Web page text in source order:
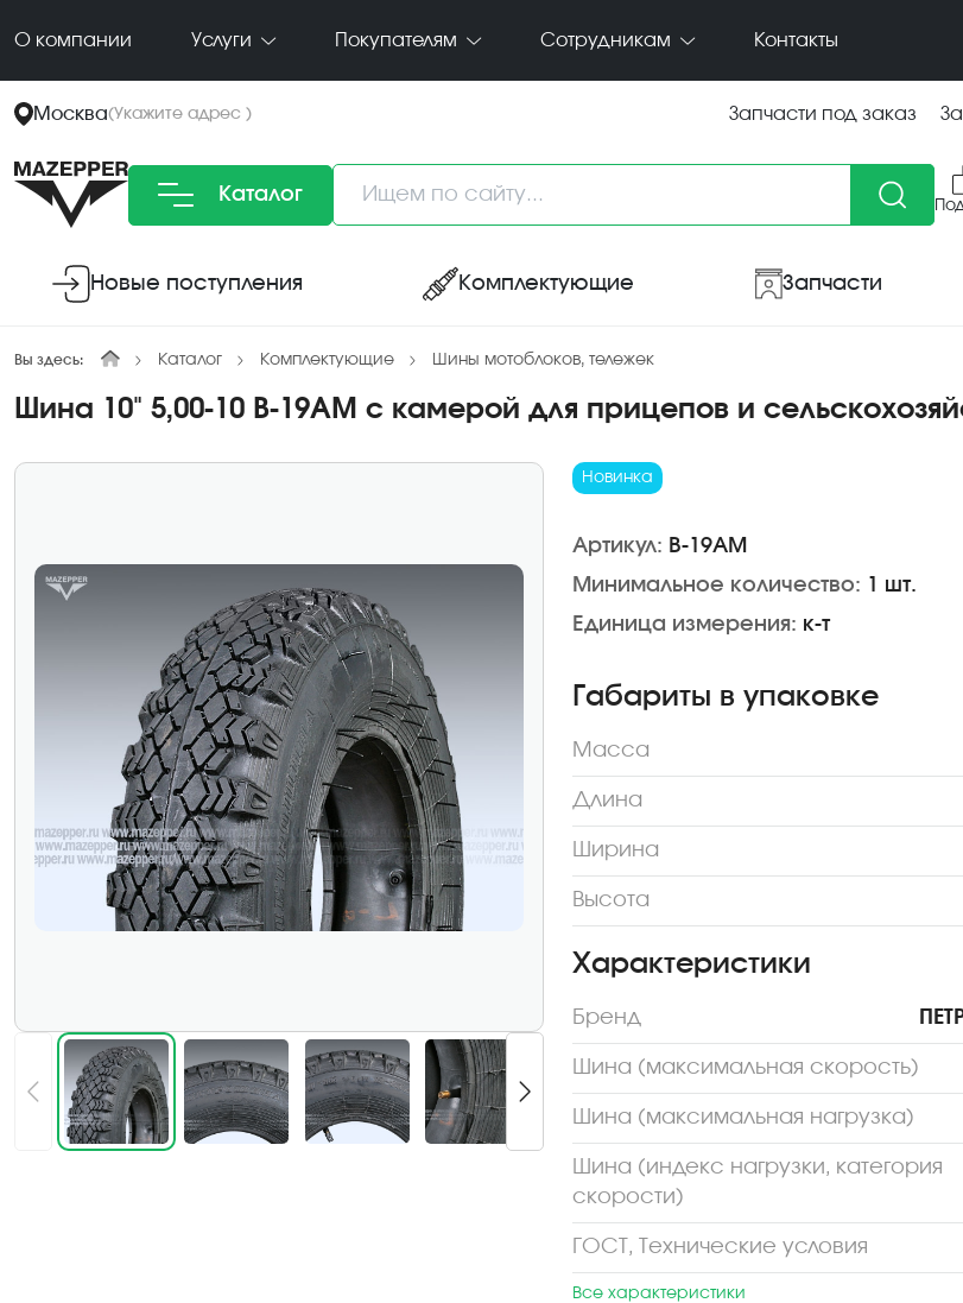
О компании Услуги Покупателям Сотрудникам Контакты
Москва(Укажите адрес ) Запчасти под заказ
Каталог
Новые поступления Комплектующие Запчасти
Вы здесь: Каталог Комплектующие Шины мотоблоков, тележек
Шина 10" 5,00-10 В-19АМ с камерой для прицепов и
Новинка
Артикул: В-19АМ
Минимальное количество: 1 шт.
Единица измерения: к-т
Габариты в упаковке
Масса
Длина
Ширина
Высота
Характеристики
Бренд
Шина (максимальная скорость)
Шина (максимальная нагрузка)
Шина (индекс нагрузки, категория
скорости)
ГОСТ, Технические условия
Все характеристики